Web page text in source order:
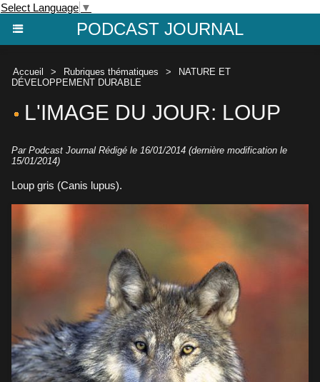
Select Language ▼
PODCAST JOURNAL
Accueil > Rubriques thématiques >
NATURE ET
DÉVELOPPEMENT DURABLE
L'IMAGE DU JOUR: LOUP
Par Podcast Journal Rédigé le 16/01/2014 (dernière modification le
15/01/2014)
Loup gris (Canis lupus).